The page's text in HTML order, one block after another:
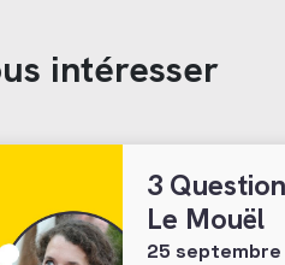
intéresser
3
Le Mouël
25